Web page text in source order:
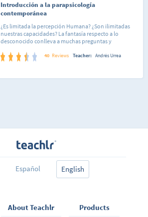
Introducción a la parapsicología
contemporánea
¿Es limitada la percepción Humana? ¿Son ilimitadas
nuestras capacidades? La fantasía respecto a lo
desconocido conlleva a muchas preguntas y
abundan los fenómenos paranormales y la búsqueda
de un sentido de vida, no es de extrañar que se funden
la vida real, que parecen sacados de la ficción. "Hay
haciendo un breve recorrido a través de la historia, y
dándole un lugar al método científico en el estudio de
fenómenos "inexplicables". Se realiza como antesala
el que conoceremos con mayor detalle cuales son esos
fenómenos y cómo podemos evidenciarlos.
40 Reviews Teacher: Andrés Urrea
Español English
About Teachlr Products